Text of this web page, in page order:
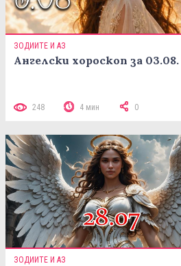
ЗОДИИТЕ И АЗ
Ангелски хороскоп за 03.08.
248 4 мин 0
ЗОДИИТЕ И АЗ